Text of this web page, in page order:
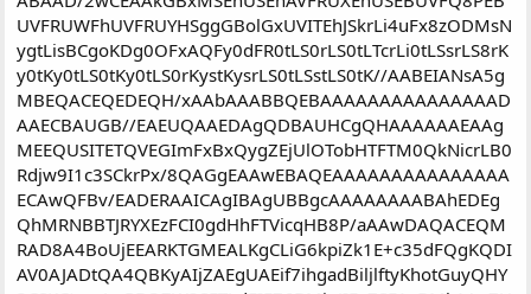
лежали и их туда же, пол руки, пол ноги и все в этом духе, я
конечно была красивая, но... Такие профессиональные
фотографы даром не нужны, хотя деффченка она прикольная.
Так, что совет,фотографируйте, как чувствуете, с творческим
подходом) а если профессионально хотите заняться этим
делом, думаю лучше, когда человек с опытом и стажем
подскажет и научит